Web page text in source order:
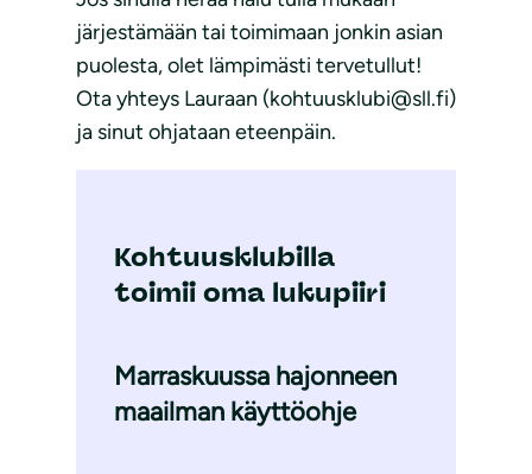
järjestämään tai toimimaan jonkin asian
puolesta, olet lämpimästi tervetullut!
Ota yhteys Lauraan (kohtuusklubi@sll.fi)
ja sinut ohjataan eteenpäin.
Kohtuusklubilla
toimii oma lukupiiri
Marraskuussa hajonneen
maailman käyttöohje